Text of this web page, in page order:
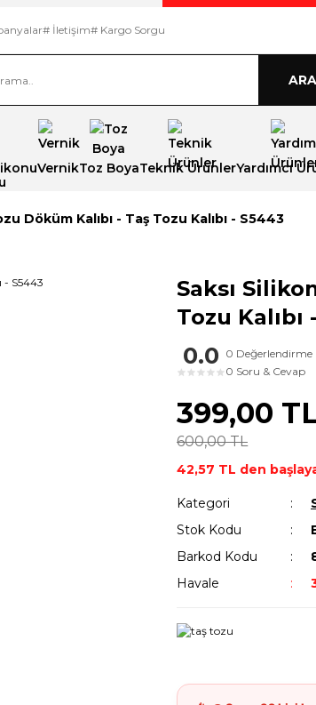
# İletişim# Kargo Sorgu
ARA
VernikToz BoyaTeknik ÜrünlerYardımcı
Döküm Kalıbı - Taş Tozu Kalıbı - S5443
Saksı
Tozu Kalıbı
0.0
★ ★ ★ ★ ★
0 Değerlendirme
0 Soru & Cevap
399,00
600,00 TL
42,57 TL den
Kategori
Stok Kodu
Barkod Kodu
Havale